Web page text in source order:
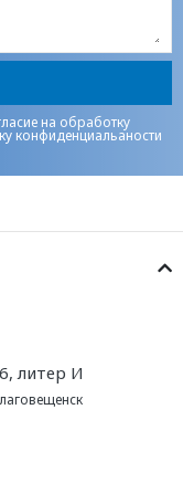
на обработку
конфиденциальаности
литер И